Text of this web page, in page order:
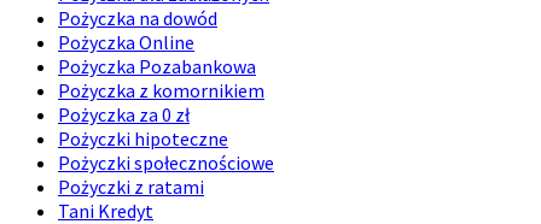
Pożyczka na dowód
Pożyczka Online
Pożyczka Pozabankowa
Pożyczka z komornikiem
Pożyczka za 0 zł
Pożyczki hipoteczne
Pożyczki społecznościowe
Pożyczki z ratami
Tani Kredyt